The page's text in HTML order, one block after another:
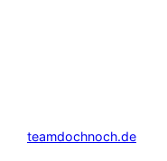
teamdochnoch.de